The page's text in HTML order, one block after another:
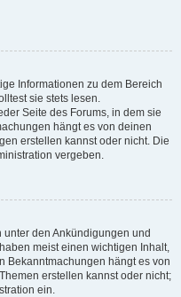
Informationen zu dem Bereich
sie stets lesen.
Seite des Forums, in dem sie
hängt es von deinen
erstellen kannst oder nicht. Die
vergeben.
den Ankündigungen und
meist einen wichtigen Inhalt,
Bekanntmachungen hängt es von
erstellen kannst oder nicht;
ein.